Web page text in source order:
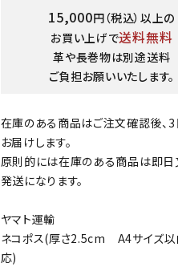
15,000円（税込）以上の
お買い上げで送料無料
革や長巻物は別途送料
ご負担お願いいたします。
在庫のある商品はご注文確認後、
お届けします。
原則的には在庫のある商品は即日
発送になります。
ヤマト運輸
ネコポス(厚さ2.5cm A4サイズ以
応)